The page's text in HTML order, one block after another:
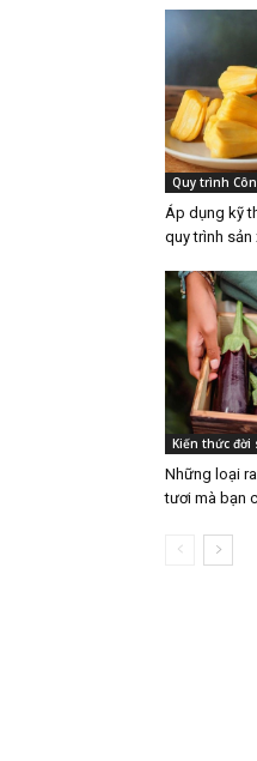
Quy trình
Áp dụng kỹ
quy trình sản
Kiến thức đời
Những loại
tươi mà bạn